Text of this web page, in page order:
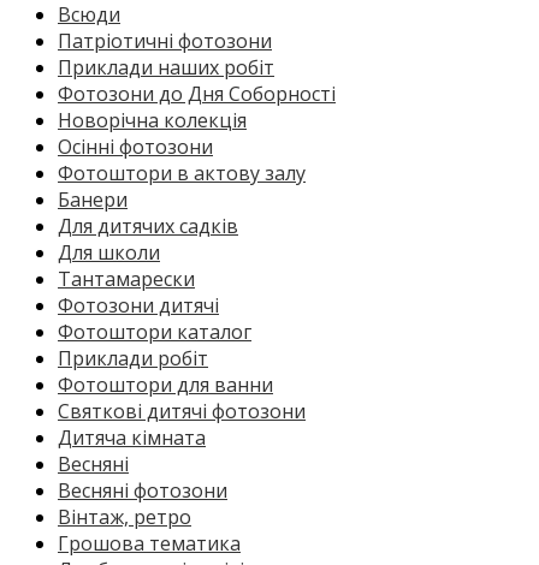
Всюди
Патріотичні фотозони
Приклади наших робіт
Фотозони до Дня Соборності
Новорічна колекція
Осінні фотозони
Фотоштори в актову залу
Банери
Для дитячих садків
Для школи
Тантамарески
Фотозони дитячі
Фотоштори каталог
Приклади робіт
Фотоштори для ванни
Святкові дитячі фотозони
Дитяча кімната
Весняні
Весняні фотозони
Вінтаж, ретро
Грошова тематика